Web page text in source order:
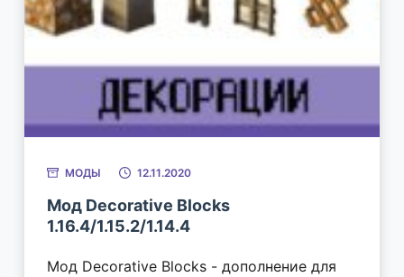
МОДЫ 12.11.2020
Мод Decorative Blocks
1.16.4/1.15.2/1.14.4
Мод Decorative Blocks - дополнение для